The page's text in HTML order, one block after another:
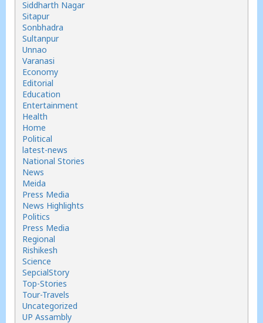
Siddharth Nagar
Sitapur
Sonbhadra
Sultanpur
Unnao
Varanasi
Economy
Editorial
Education
Entertainment
Health
Home
Political
latest-news
National Stories
News
Meida
Press Media
News Highlights
Politics
Press Media
Regional
Rishikesh
Science
SepcialStory
Top-Stories
Tour-Travels
Uncategorized
UP Assambly